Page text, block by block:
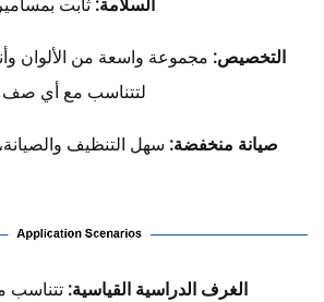
السلامة: ثابت
التخصيص: مجموعة واسعة من الألوان
لتتناسب مع أي
صيانة منخفضة:
الغرف الدراسية القياسية: تتناسب